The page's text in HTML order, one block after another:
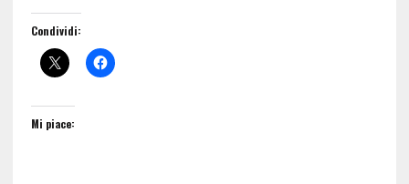
Condividi:
Mi piace: